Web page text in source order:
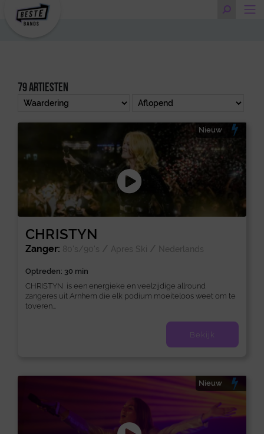
79 artiesten
CHRISTYN
Nieuw
Zanger: 80's/90's / Apres Ski / Nederlands
Optreden: 30 min
CHRISTYN is een energieke en veelzijdige allround
zangeres uit Arnhem die elk podium moeiteloos weet om te
toveren...
Bekijk
Nieuw